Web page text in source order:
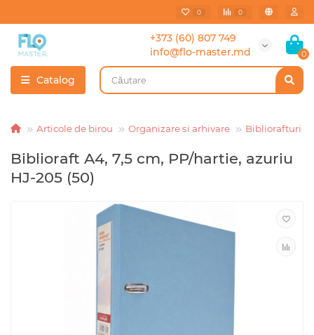
0 0
+373 (60) 807 749
info@flo-master.md
0
Catalog
Articole de birou Organizare si arhivare Bibliorafturi
Biblioraft A4, 7,5 cm, PP/hartie, azuriu
HJ-205 (50)